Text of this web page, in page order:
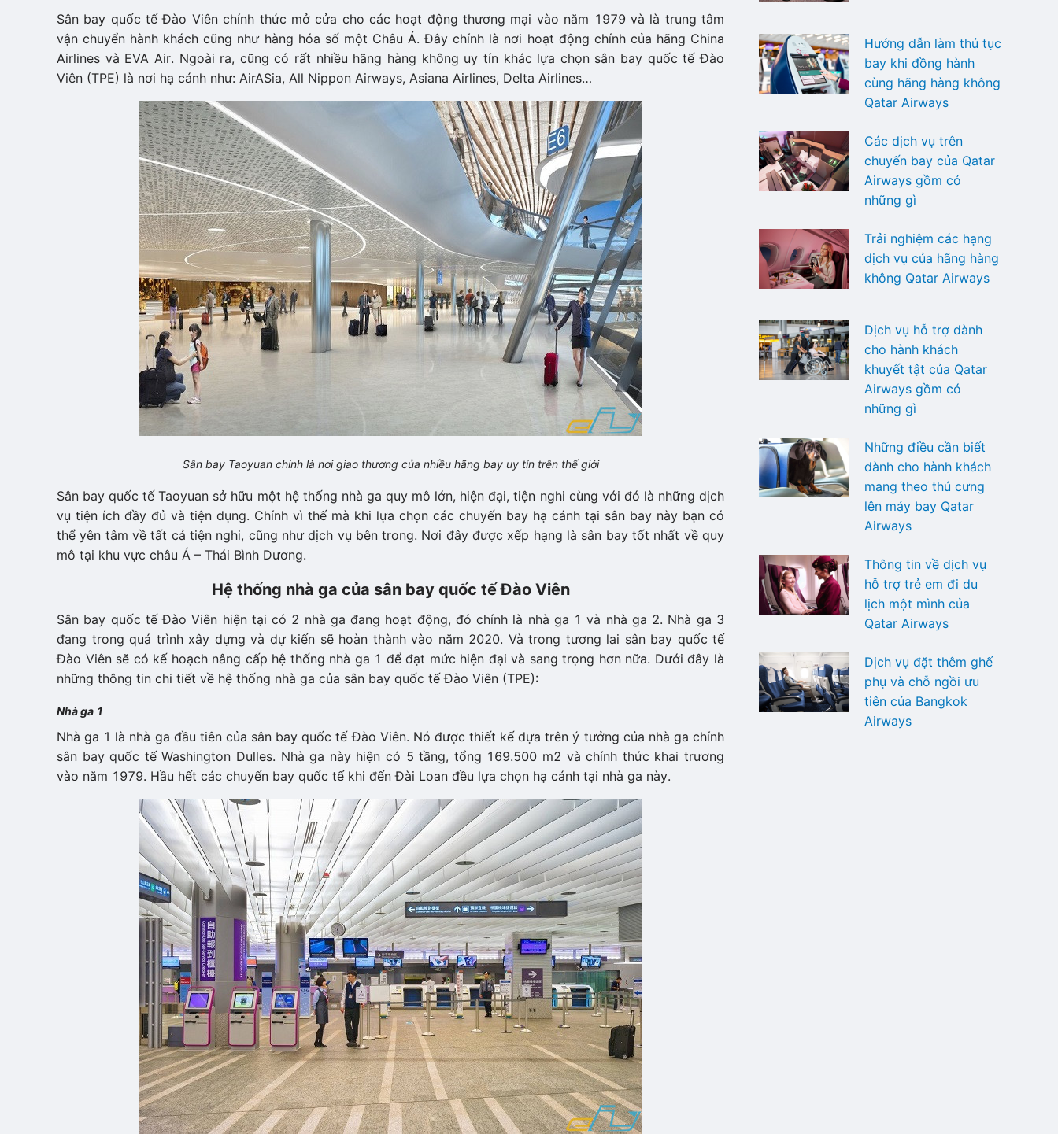
Sân bay quốc tế Đào Viên chính thức mở cửa cho các hoạt động thương mại vào năm 1979 và là trung tâm
vận chuyển hành khách cũng như hàng hóa số một Châu Á. Đây chính là nơi hoạt động chính của hãng China
Airlines và EVA Air. Ngoài ra, cũng có rất nhiều hãng hàng không uy tín khác lựa chọn sân bay quốc tế Đào
Viên (TPE) là nơi hạ cánh như: AirASia, All Nippon Airways, Asiana Airlines, Delta Airlines…
Sân bay Taoyuan chính là nơi giao thương của nhiều hãng bay uy tín trên thế giới
Sân bay quốc tế Taoyuan sở hữu một hệ thống nhà ga quy mô lớn, hiện đại, tiện nghi cùng với đó là những dịch
vụ tiện ích đầy đủ và tiện dụng. Chính vì thế mà khi lựa chọn các chuyến bay hạ cánh tại sân bay này bạn có
thể yên tâm về tất cả tiện nghi, cũng như dịch vụ bên trong. Nơi đây được xếp hạng là sân bay tốt nhất về quy
mô tại khu vực châu Á – Thái Bình Dương.
Hệ thống nhà ga của sân bay quốc tế Đào Viên
Sân bay quốc tế Đào Viên hiện tại có 2 nhà ga đang hoạt động, đó chính là nhà ga 1 và nhà ga 2. Nhà ga 3
đang trong quá trình xây dựng và dự kiến sẽ hoàn thành vào năm 2020. Và trong tương lai sân bay quốc tế
Đào Viên sẽ có kế hoạch nâng cấp hệ thống nhà ga 1 để đạt mức hiện đại và sang trọng hơn nữa. Dưới đây là
những thông tin chi tiết về hệ thống nhà ga của sân bay quốc tế Đào Viên (TPE):
Nhà ga 1
Nhà ga 1 là nhà ga đầu tiên của sân bay quốc tế Đào Viên. Nó được thiết kế dựa trên ý tưởng của nhà ga chính
sân bay quốc tế Washington Dulles. Nhà ga này hiện có 5 tầng, tổng 169.500 m2 và chính thức khai trương
vào năm 1979. Hầu hết các chuyến bay quốc tế khi đến Đài Loan đều lựa chọn hạ cánh tại nhà ga này.
Hướng dẫn làm thủ tục
bay khi đồng hành
cùng hãng hàng không
Qatar Airways
Các dịch vụ trên
chuyến bay của Qatar
Airways gồm có
những gì
Trải nghiệm các hạng
dịch vụ của hãng hàng
không Qatar Airways
Dịch vụ hỗ trợ dành
cho hành khách
khuyết tật của Qatar
Airways gồm có
những gì
Những điều cần biết
dành cho hành khách
mang theo thú cưng
lên máy bay Qatar
Airways
Thông tin về dịch vụ
hỗ trợ trẻ em đi du
lịch một mình của
Qatar Airways
Dịch vụ đặt thêm ghế
phụ và chỗ ngồi ưu
tiên của Bangkok
Airways